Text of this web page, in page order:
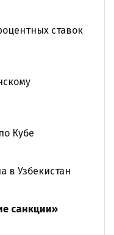
ставок
Кубе
в Узбекистан
санкции»